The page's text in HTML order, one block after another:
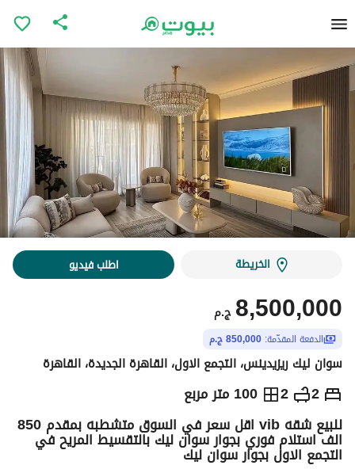
الخريطة اطلب فيديو
ج.م 8,500,000
الدفعة المقدّمة: 850,000 ج.م
سوان ليك ريزيدينس، التجمع الاول، القاهرة الجديدة، القاهرة
2
2 100 متر مربع ج.م 8,500,000
التفاصيل الاتجاهات والمؤشرات رهن عقاري للبيع شقه vib اقل سعر في السوق متشطبه بمقدم 850
الف استلام فوري بجوار سوان ليك بالتقسيط المريح في
التجمع الاول بجوار سوان ليك